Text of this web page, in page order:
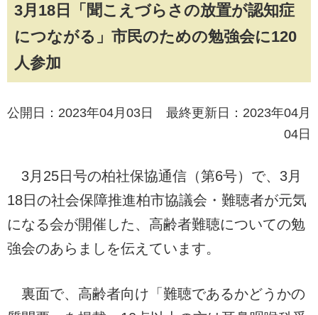
3月18日「聞こえづらさの放置が認知症
につながる」市民のための勉強会に120
人参加
公開日：2023年04月03日 最終更新日：2023年04月
04日
3月25日号の柏社保協通信（第6号）で、3月
18日の社会保障推進柏市協議会・難聴者が元気
になる会が開催した、高齢者難聴についての勉
強会のあらましを伝えています。
裏面で、高齢者向け「難聴であるかどうかの